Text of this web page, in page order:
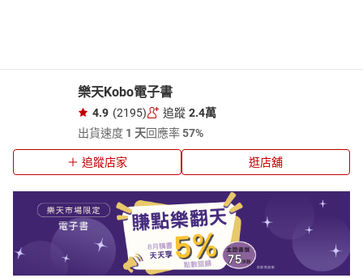
樂天Kobo電子書
4.9 (2195) 追蹤 2.4萬
出貨速度 1 天回應率57%
追蹤店家 逛店舖